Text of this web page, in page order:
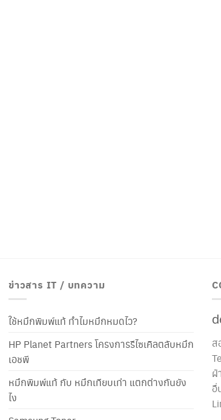
ข่าวสาร IT / บทความ
ใช้หมึกพิมพ์แท้ ทำไมหมึกหมดไว?
HP Planet Partners โครงการรีไซเคิลตลับหมึก
เอชพี
หมึกพิมพ์แท้ กับ หมึกเทียบเท่า แตกต่างกันยัง
ไง
ส
ฝ่
อื่